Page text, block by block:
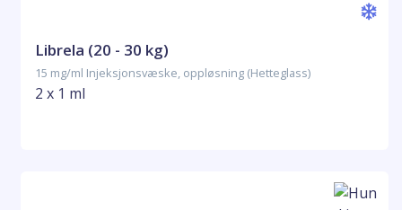
Librela (20 - 30 kg)
15 mg/ml Injeksjonsvæske, oppløsning (Hetteglass)
2 x 1 ml